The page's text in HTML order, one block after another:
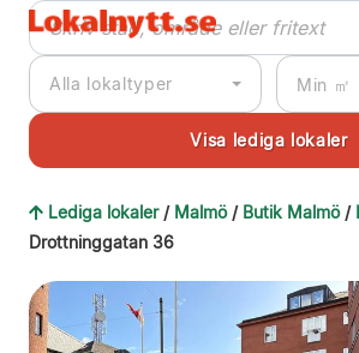
Alla lokaltyper
Lediga lokaler / Malmö/ Butik Malmö/
Drottninggatan 36